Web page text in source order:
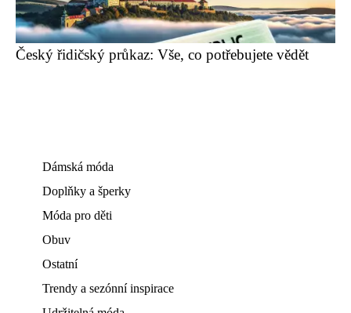
Český řidičský průkaz: Vše, co potřebujete vědět
Dámská móda
Doplňky a šperky
Móda pro děti
Obuv
Ostatní
Trendy a sezónní inspirace